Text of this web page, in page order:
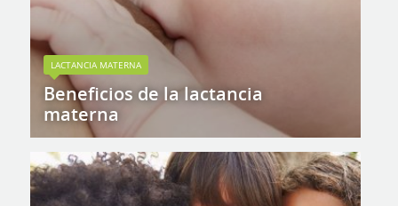
LACTANCIA MATERNA
Beneficios de la lactancia
materna